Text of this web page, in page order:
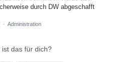
durch DW abgeschafft
· Administration
ist das für dich?